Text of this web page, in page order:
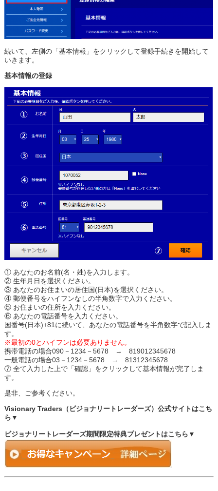
続いて、左側の「基本情報」をクリックして登録手続きを開始して
いきます。
基本情報の登録
① あなたのお名前(名・姓)を入力します。
② 生年月日を選択ください。
③ あなたのお住まいの居住国(日本)を選択ください。
④ 郵便番号をハイフンなしの半角数字で入力ください。
⑤ お住まいの住所を入力ください。
⑥ あなたの電話番号を入力ください。
国番号(日本)+81に続いて、あなたの電話番号を半角数字で記入しま
す。
※最初の0とハイフンは必要ありません。
携帯電話の場合090－1234－5678 → 819012345678
一般電話の場合03－1234－5678 → 81312345678
⑦ 全て入力した上で「確認」をクリックして基本情報が完了しま
す。
是非、ご参考ください。
Visionary Traders（ビジョナリートレーダーズ）公式サイトはこち
ら▼
ビジョナリートレーダーズ期間限定特典プレゼントはこちら▼